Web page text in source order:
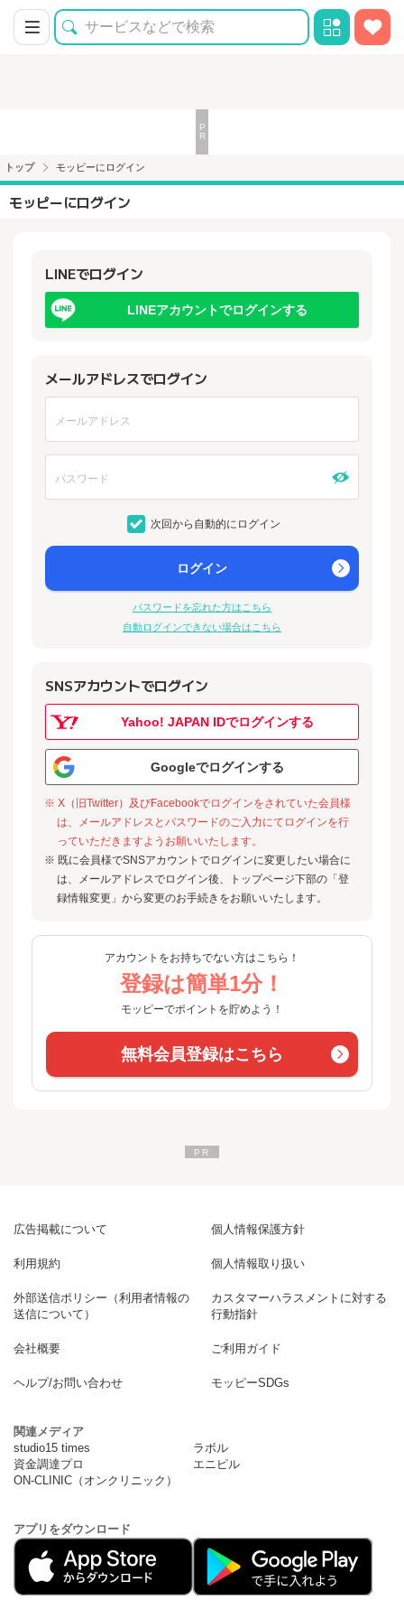
トップ モッピーにログイン
モッピーにログイン
LINEでログイン
LINEアカウントでログインする
メールアドレスでログイン
次回から自動的にログイン
ログイン
パスワードを忘れた方はこちら
自動ログインできない場合はこちら
SNSアカウントでログイン
Yahoo! JAPAN IDでログインする
Googleでログインする
※ X（旧Twitter）及びFacebookでログインをされていた会員様
は、メールアドレスとパスワードのご入力にてログインを行
っていただきますようお願いいたします。
※ 既に会員様でSNSアカウントでログインに変更したい場合に
は、メールアドレスでログイン後、トップページ下部の「登
録情報変更」から変更のお手続きをお願いいたします。
アカウントをお持ちでない方はこちら！
登録は簡単1分！
モッピーでポイントを貯めよう！
無料会員登録はこちら
広告掲載について 個人情報保護方針
利用規約 個人情報取り扱い
外部送信ポリシー（利用者情報の
送信について）
カスタマーハラスメントに対する
行動指針
会社概要 ご利用ガイド
ヘルプ/お問い合わせ モッピーSDGs
関連メディア
studio15 times
ラボル
資金調達プロ
エニピル
ON-CLINIC（オンクリニック）
アプリをダウンロード